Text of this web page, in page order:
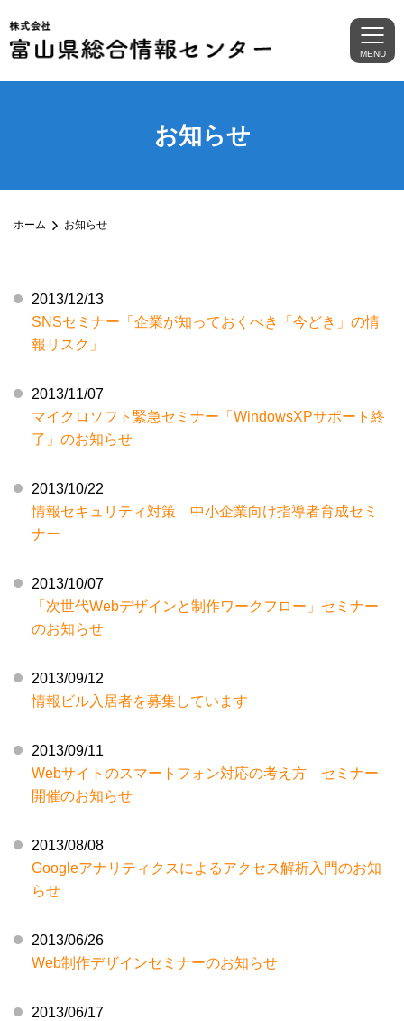
MENU
お知らせ
ホーム お知らせ
2013/12/13
SNSセミナー「企業が知っておくべき「今どき」の情
報リスク」
2013/11/07
マイクロソフト緊急セミナー「WindowsXPサポート終
了」のお知らせ
2013/10/22
情報セキュリティ対策 中小企業向け指導者育成セミ
ナー
2013/10/07
「次世代Webデザインと制作ワークフロー」セミナー
のお知らせ
2013/09/12
情報ビル入居者を募集しています
2013/09/11
Webサイトのスマートフォン対応の考え方 セミナー
開催のお知らせ
2013/08/08
Googleアナリティクスによるアクセス解析入門のお知
らせ
2013/06/26
Web制作デザインセミナーのお知らせ
2013/06/17